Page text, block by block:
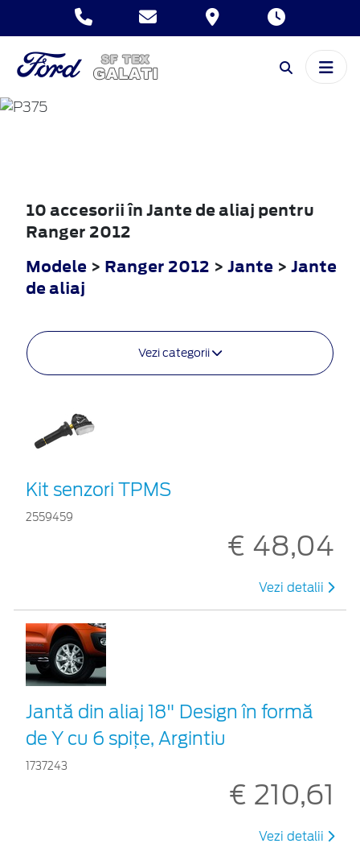
RANGER
10 accesorii în Jante de aliaj pentru
Ranger 2012
Modele > Ranger 2012 > Jante > Jante
de aliaj
Vezi categorii
Kit senzori TPMS
2559459
€ 48,04
Vezi detalii
Jantă din aliaj 18" Design în formă
de Y cu 6 spiţe, Argintiu
1737243
€ 210,61
Vezi detalii